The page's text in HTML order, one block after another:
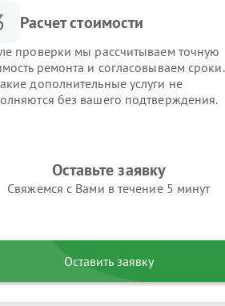
Расчет стоимости
проверки мы рассчитываем точную
ремонта и согласовываем сроки.
дополнительные услуги не
без вашего подтверждения.
Оставьте заявку
Свяжемся с Вами в течение 5 минут
Оставить заявку